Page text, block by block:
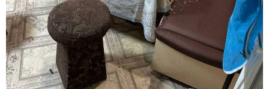
თბილისი - ანტალია 759.90
ლარიდან
თბილისი - ჰერაკლიონი 1756.90
ლარიდან